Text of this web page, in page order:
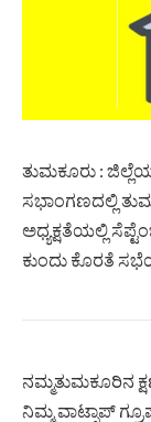
ತುಮಕೂರು :
ಸಭಾಂಗಣದಲ್ಲಿ
ಅಧ್ಯಕ್ಷತೆಯಲ್ಲಿ
ಕುಂದು ಕೊರತೆ
ನಮ್ಮತುಮಕೂರಿನ
ನಿಮ್ಮ ವಾಟ್ಸಾಪ್